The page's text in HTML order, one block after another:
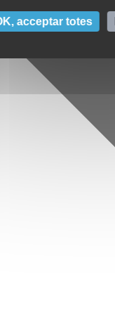
acceptar totes